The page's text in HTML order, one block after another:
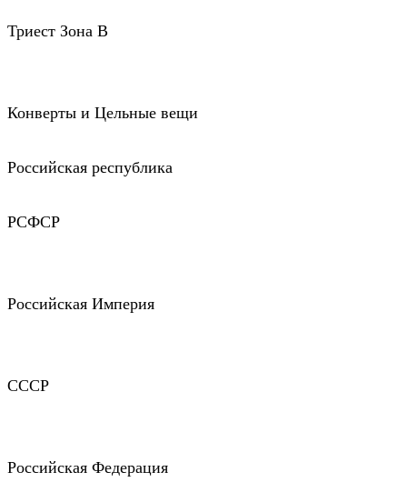
Триест Зона В
Конверты и Цельные вещи
Российская республика
РСФСР
Российская Империя
СССР
Российская Федерация